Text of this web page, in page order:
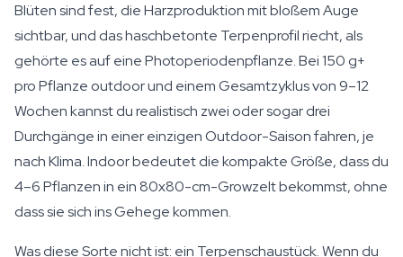
Blüten sind fest, die Harzproduktion mit bloßem Auge
sichtbar, und das haschbetonte Terpenprofil riecht, als
gehörte es auf eine Photoperiodenpflanze. Bei 150 g+
pro Pflanze outdoor und einem Gesamtzyklus von 9–12
Wochen kannst du realistisch zwei oder sogar drei
Durchgänge in einer einzigen Outdoor-Saison fahren, je
nach Klima. Indoor bedeutet die kompakte Größe, dass du
4–6 Pflanzen in ein 80x80-cm-Growzelt bekommst, ohne
dass sie sich ins Gehege kommen.
Was diese Sorte nicht ist: ein Terpenschaustück. Wenn du